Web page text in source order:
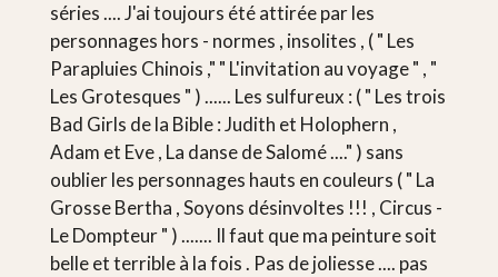
séries .... J'ai toujours été attirée par les
personnages hors - normes , insolites , ( " Les
Parapluies Chinois ," " L'invitation au voyage " , "
Les Grotesques " ) ...... Les sulfureux : ( " Les trois
Bad Girls de la Bible : Judith et Holophern ,
Adam et Eve , La danse de Salomé ...." ) sans
oublier les personnages hauts en couleurs ( " La
Grosse Bertha , Soyons désinvoltes !!! , Circus -
Le Dompteur " ) ....... Il faut que ma peinture soit
belle et terrible à la fois . Pas de joliesse .... pas